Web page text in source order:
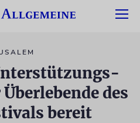
des
bereit